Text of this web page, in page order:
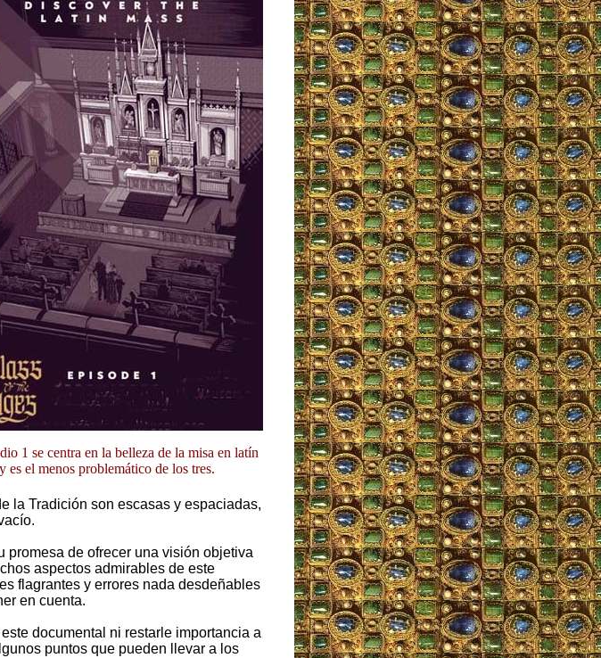
1 se centra en la belleza de la misa en latín
y es el menos problemático de los tres.
la Tradición son escasas y espaciadas,
promesa de ofrecer una visión objetiva
aspectos admirables de este
flagrantes y errores nada desdeñables
en cuenta.
documental ni restarle importancia a
puntos que pueden llevar a los